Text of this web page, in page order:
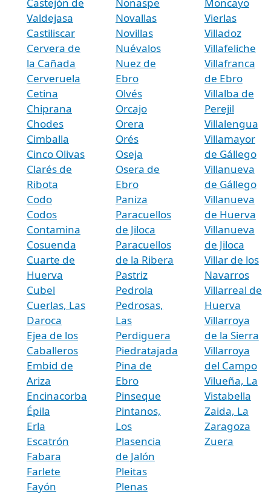
Valdejasa
Castiliscar
Cervera de
la Cañada
Cerveruela
Cetina
Chiprana
Chodes
Cimballa
Cinco Olivas
Clarés de
Ribota
Codo
Codos
Contamina
Cosuenda
Cuarte de
Huerva
Cubel
Cuerlas, Las
Daroca
Ejea de los
Caballeros
Embid de
Ariza
Encinacorba
Épila
Erla
Escatrón
Fabara
Farlete
Fayón
Novallas
Novillas
Nuévalos
Nuez de
Ebro
Olvés
Orcajo
Orera
Orés
Oseja
Osera de
Ebro
Paniza
Paracuellos
de Jiloca
Paracuellos
de la Ribera
Pastriz
Pedrola
Pedrosas,
Las
Perdiguera
Piedratajada
Pina de
Ebro
Pinseque
Pintanos,
Los
Plasencia
de Jalón
Pleitas
Plenas
Vierlas
Villadoz
Villafeliche
Villafranca
de Ebro
Villalba de
Perejil
Villalengua
Villamayor
de Gállego
Villanueva
de Gállego
Villanueva
de Huerva
Villanueva
de Jiloca
Villar de los
Navarros
Villarreal de
Huerva
Villarroya
de la Sierra
Villarroya
del Campo
Vilueña, La
Vistabella
Zaida, La
Zaragoza
Zuera